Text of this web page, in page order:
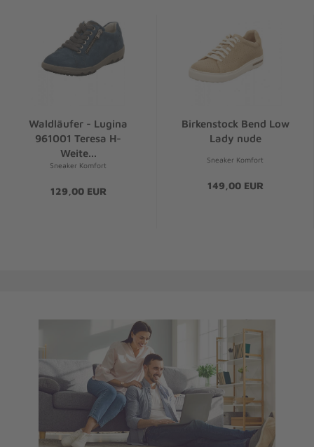
Waldläufer - Lugina
961001 Teresa H-
Weite...
Sneaker Komfort
129,00 EUR
Birkenstock Bend Low
Lady nude
Sneaker Komfort
149,00 EUR